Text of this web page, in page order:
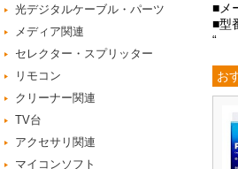
光デジタルケーブル・パーツ
メディア関連
セレクター・スプリッター
リモコン
クリーナー関連
TV台
アクセサリ関連
マイコンソフト
■メ
■型
“
お